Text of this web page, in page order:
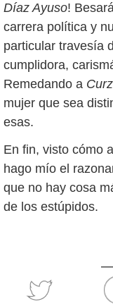
Díaz Ayuso!
carrera política y
particular travesía
cumplidora,
Remedando a
mujer que sea
esas.
En fin, visto cómo
hago mío el
que no hay cosa
de los estúpidos.